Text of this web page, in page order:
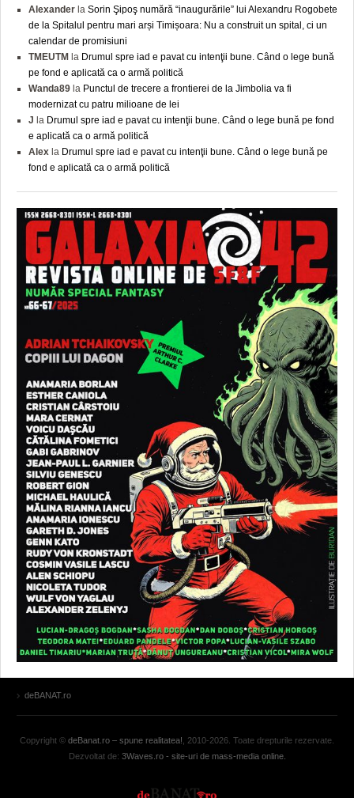
Alexander la Sorin Şipoş numără “inaugurările” lui Alexandru Rogobete
de la Spitalul pentru mari arși Timișoara: Nu a construit un spital, ci un
calendar de promisiuni
TMEUTM la Drumul spre iad e pavat cu intenţii bune. Când o lege bună
pe fond e aplicată ca o armă politică
Wanda89 la Punctul de trecere a frontierei de la Jimbolia va fi
modernizat cu patru milioane de lei
J la Drumul spre iad e pavat cu intenţii bune. Când o lege bună pe fond
e aplicată ca o armă politică
Alex la Drumul spre iad e pavat cu intenţii bune. Când o lege bună pe
fond e aplicată ca o armă politică
deBANAT.ro
Copyright © deBanat.ro – spune realitatea! , 2010-2026. Toate drepturile rezervate.
Dezvoltat de: 3Waves.ro - site-uri de mass-media online.